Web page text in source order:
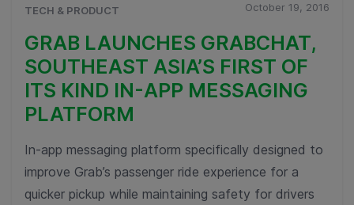
TECH & PRODUCT October 19, 2016
GRAB LAUNCHES GRABCHAT,
SOUTHEAST ASIA’S FIRST OF
ITS KIND IN-APP MESSAGING
PLATFORM
In-app messaging platform specifically designed to
improve Grab’s passenger ride experience for a
quicker pickup while maintaining safety for drivers